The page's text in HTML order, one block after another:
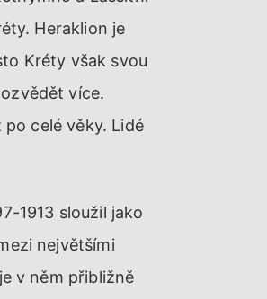
Heraklion je
Kréty však svou
více.
celé věky. Lidé
1913 sloužil jako
největšími
v něm přibližně